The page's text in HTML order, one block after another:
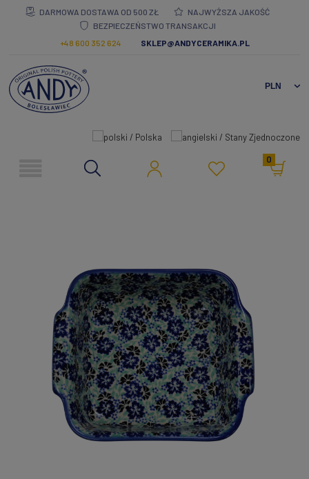
DARMOWA DOSTAWA OD 500 ZŁ
NAJWYŻSZA JAKOŚĆ
BEZPIECZEŃSTWO TRANSAKCJI
+48 600 352 624
SKLEP@ANDYCERAMIKA.PL
0